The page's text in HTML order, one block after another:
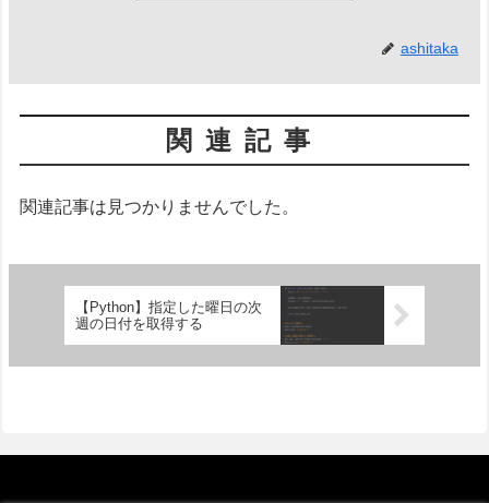
ashitaka
関連記事
関連記事は見つかりませんでした。
【Python】指定した曜日の次
週の日付を取得する